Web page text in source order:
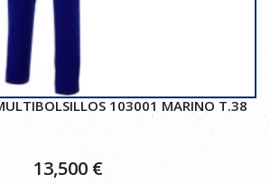
103001 MARINO T.38
13,500 €